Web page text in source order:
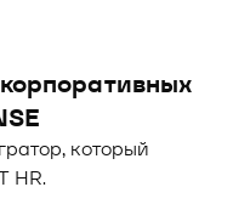
который
HR.